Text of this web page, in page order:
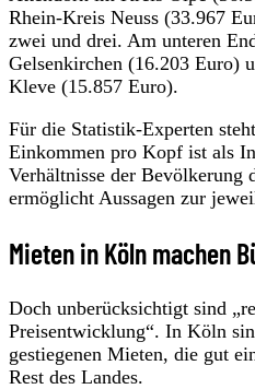
Rhein-Kreis Neuss (33.967
zwei und drei. Am unteren
Gelsenkirchen (16.203 Euro)
Kleve (15.857 Euro).
Für die Statistik-Experten
Einkommen pro Kopf ist als
Verhältnisse der Bevölkerung
ermöglicht Aussagen zur
Mieten in Köln machen
Doch unberücksichtigt sind
Preisentwicklung“. In Köln
gestiegenen Mieten, die gut
Rest des Landes.